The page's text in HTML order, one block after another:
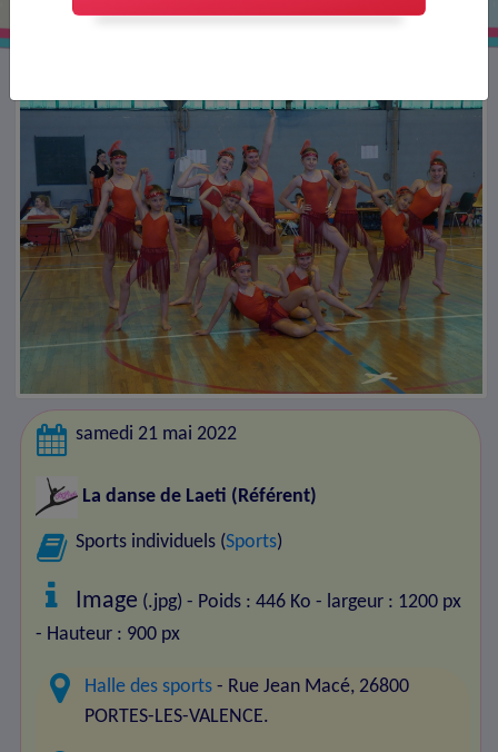
samedi 21 mai 2022
La danse de Laeti (Référent)
Sports individuels (Sports)
Image (.jpg) - Poids : 446 Ko - largeur : 1200 px
- Hauteur : 900 px
Halle des sports - Rue Jean Macé, 26800
PORTES-LES-VALENCE.